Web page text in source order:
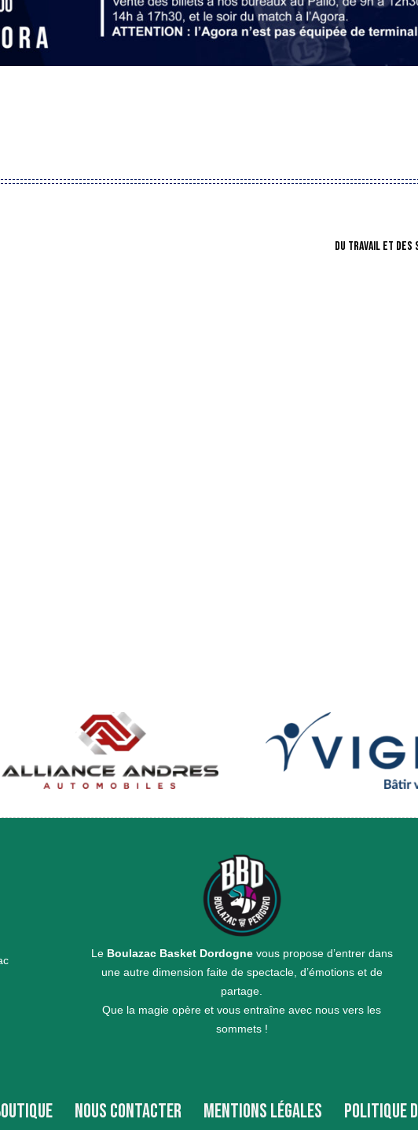
DU TRAVAIL ET DES
Le Boulazac Basket Dordognevous propose d’entrer dans
une autre dimension faite de spectacle, d’émotions et de
partage.
Que la magie opère et vous entraîne avec nous vers les
sommets !
NOUS CONTACTER MENTIONS LÉGALES POLITIQUE